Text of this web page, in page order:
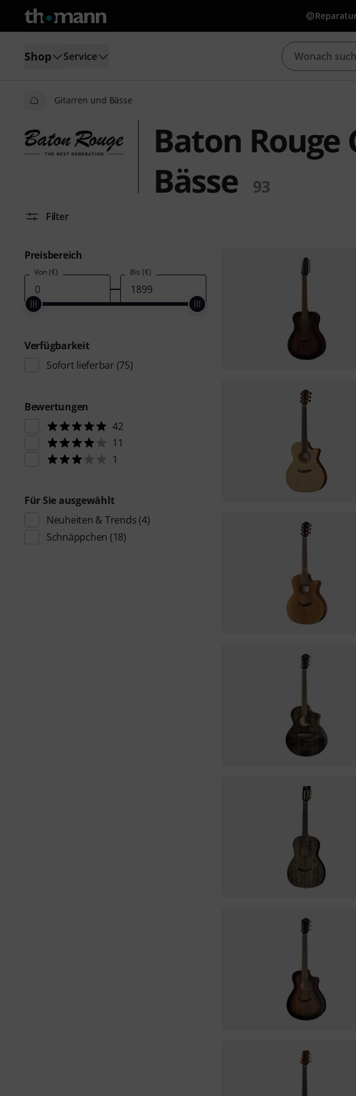
Shop Service
Gitarren und Bässe
Baton
Bässe
93
Filter
Preisbereich
Von (€) Bis (€)
Verfügbarkeit
Sofort lieferbar (75)
Bewertungen
42
11
1
Für Sie ausgewählt
Neuheiten & Trends (4)
Schnäppchen (18)